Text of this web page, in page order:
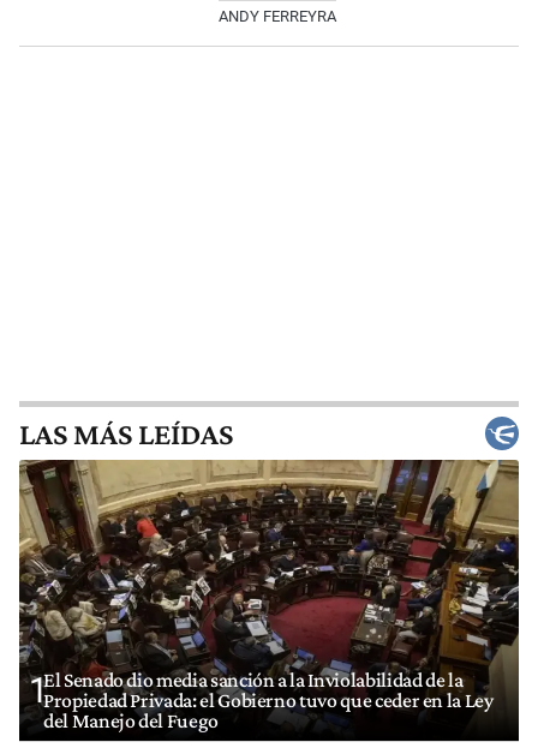
ANDY FERREYRA
LAS MÁS LEÍDAS
1El Senado dio media sanción a la Inviolabilidad de la
Propiedad Privada: el Gobierno tuvo que ceder en la Ley
del Manejo del Fuego